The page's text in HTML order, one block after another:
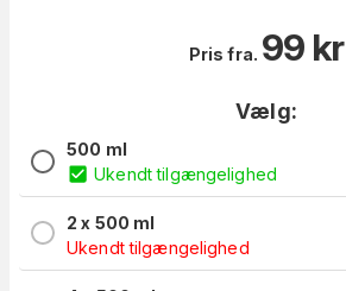
Pris fra. 99 kr
Vælg:
500 ml
Ukendt tilgængelighed
2 x 500 ml
Ukendt tilgængelighed